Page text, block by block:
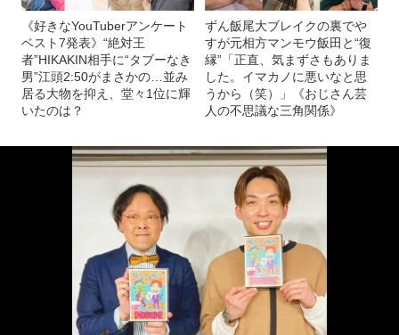
《好きなYouTuberアンケート
ベスト7発表》“絶対王
者”HIKAKIN相手に“タブーなき
男”江頭2:50がまさかの…並み
居る大物を抑え、堂々1位に輝
いたのは？
ずん飯尾大ブレイクの裏でや
すが元相方マンモウ飯田と“復
縁”「正直、気まずさもありま
した。イマカノに悪いなと思
うから（笑）」《おじさん芸
人の不思議な三角関係》